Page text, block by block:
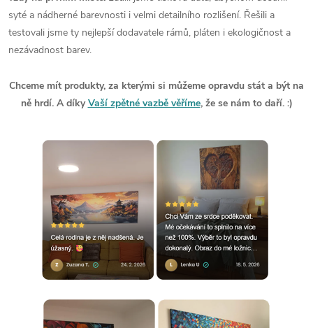
syté a nádherné barevnosti i velmi detailního rozlišení. Řešili a
testovali jsme ty nejlepší dodavatele rámů, pláten i ekologičnost a
nezávadnost barev.
Chceme mít produkty, za kterými si můžeme opravdu stát a být na
ně hrdí. A díkyVaší zpětné vazbě věříme, že se nám to daří. :)